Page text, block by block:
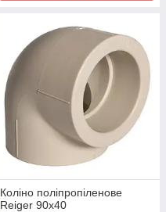
Коліно поліпропіленове
Reiger 90х40